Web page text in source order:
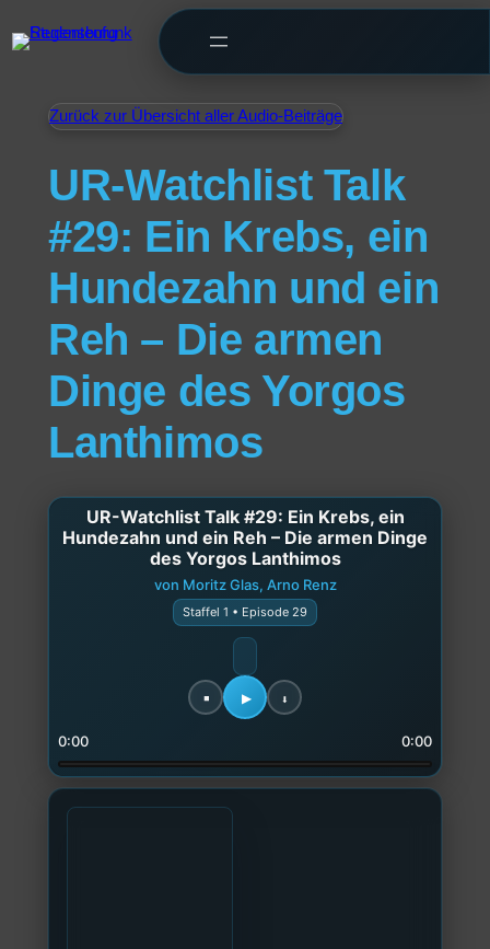
Zurück zur Übersicht aller Audio-Beiträge
UR-Watchlist Talk
#29: Ein Krebs, ein
Hundezahn und ein
Reh – Die armen
Dinge des Yorgos
Lanthimos
UR-Watchlist Talk #29: Ein Krebs, ein
Hundezahn und ein Reh – Die armen Dinge
des Yorgos Lanthimos
von Moritz Glas, Arno Renz
Staffel 1 • Episode 29
0:00 0:00